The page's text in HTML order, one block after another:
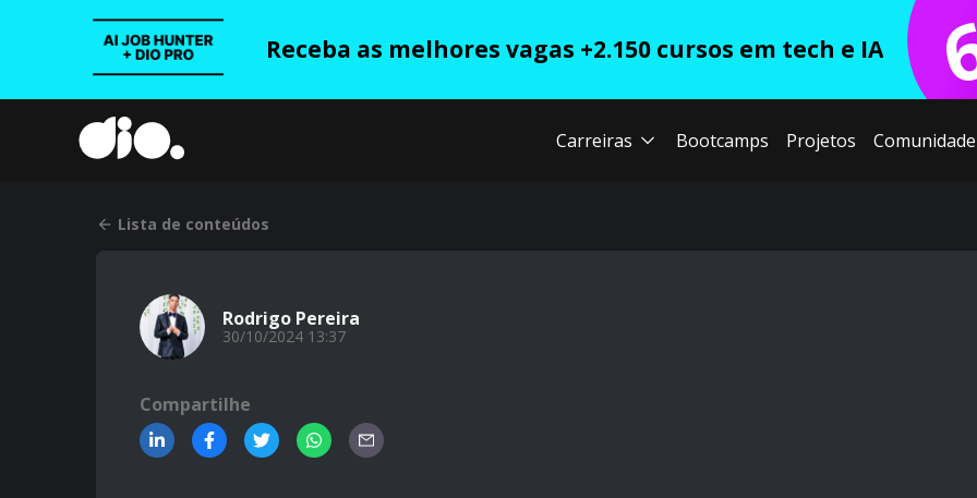
Receba as melhores vagas +2.150 cursos em tech e IA
Carreiras Bootcamps Projetos Comunidade
Lista de conteúdos
Rodrigo Pereira
30/10/2024 13:37
Compartilhe